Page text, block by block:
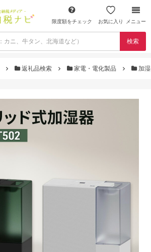
限度額をチェック お気に入り メニュー
検索
返礼品検索 家電・電化製品 加